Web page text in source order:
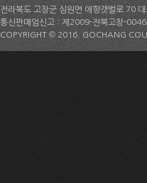
전라북도 고창군 심원면 애향갯벌로 70
통신판매업신고 : 제2009-전북고창-
COPYRIGHT © 2016. GOCHANG